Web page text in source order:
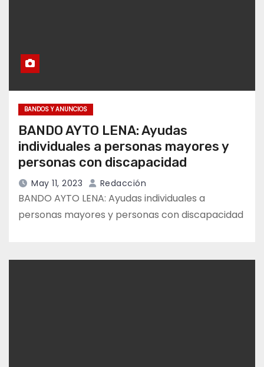
BANDOS Y ANUNCIOS
BANDO AYTO LENA: Ayudas
individuales a personas mayores y
personas con discapacidad
May 11, 2023 Redacción
BANDO AYTO LENA: Ayudas individuales a
personas mayores y personas con discapacidad